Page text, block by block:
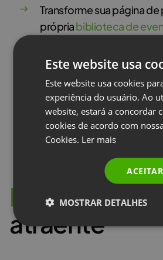
Transforme sua página de
própriabiblioteca de
Experimente grátis
L nding pag
atraente
Este website usa
Este website usa cookies
experiência do usuário. Ao
website, estará a concordar
cookies de acordo com
Cookies. Ler mais
MOSTRAR DETALHES